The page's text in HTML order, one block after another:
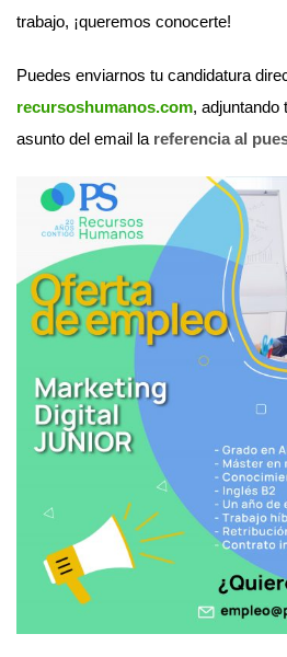
trabajo, ¡queremos conocerte!
Puedes enviarnos tu candidatura
recursoshumanos.com, adjuntando
asunto del email la referencia al